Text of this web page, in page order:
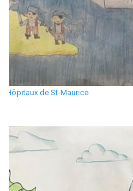
Hôpitaux de St-Maurice